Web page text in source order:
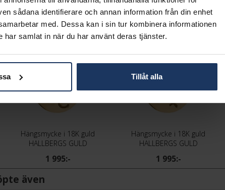
sådana identifierare och annan information från din enhet
med. Dessa kan i sin tur kombinera informationen
samlat in när du har använt deras tjänster.
Tillåt alla
och andra varianter
Hängsmycke i 18K guld
HALLBERGS GULD
1 995:-
Hängsmycke i 18K guld
HALLBERGS GULD
1 995:-
även